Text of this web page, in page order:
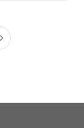
마지막